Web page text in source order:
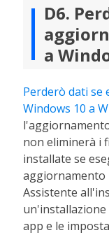
D6.
a
Perderò dati se
Windows 10 a
non eliminerà i
installate se
aggiornamento
Assistente
un'installazione
app e le